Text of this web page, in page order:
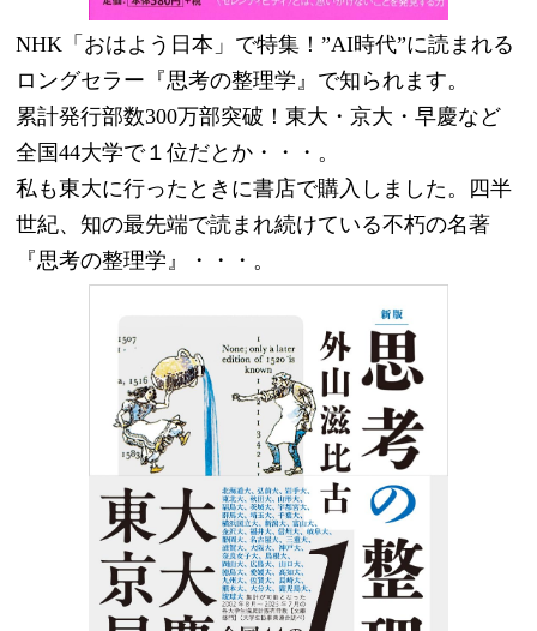
NHK「おはよう日本」で特集！”AI時代”に読まれる
ロングセラー『思考の整理学』で知られます。
累計発行部数300万部突破！東大・京大・早慶など
全国44大学で１位だとか・・・。
私も東大に行ったときに書店で購入しました。四半
世紀、知の最先端で読まれ続けている不朽の名著
『思考の整理学』・・・。